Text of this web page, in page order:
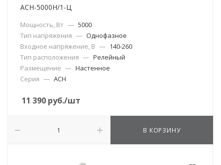
АСН-5000Н/1-Ц
Мощность, Вт — 5000
Тип напряжения — Однофазное
Входное напряжение, В — 140-260
Тип расположения — Релейный
Размещение — Настенное
Серия — АСН
11 390 руб./шт
В КОРЗИНУ